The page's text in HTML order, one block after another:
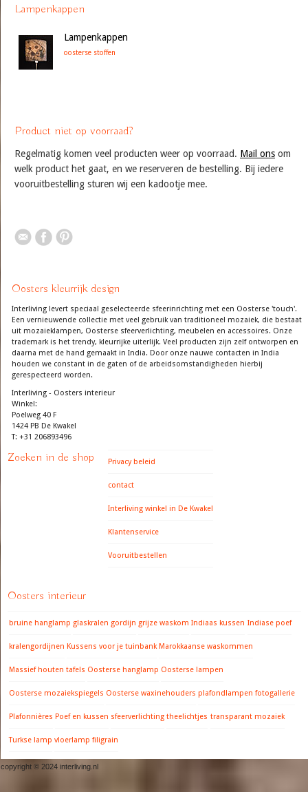
Lampenkappen
Lampenkappen
oosterse stoffen
Product niet op voorraad?
Regelmatig komen veel producten weer op voorraad. Mail ons om
welk product het gaat, en we reserveren de bestelling. Bij iedere
vooruitbestelling sturen wij een kadootje mee.
Oosters kleurrijk design
Interliving levert speciaal geselecteerde sfeerinrichting met een Oosterse 'touch'.
Een vernieuwende collectie met veel gebruik van traditioneel mozaiek, die bestaat
uit mozaieklampen, Oosterse sfeerverlichting, meubelen en accessoires. Onze
trademark is het trendy, kleurrijke uiterlijk. Veel producten zijn zelf ontworpen en
daarna met de hand gemaakt in India. Door onze nauwe contacten in India
houden we constant in de gaten of de arbeidsomstandigheden hierbij
gerespecteerd worden.
Interliving - Oosters interieur
Winkel:
Poelweg 40 F
1424 PB De Kwakel
T: +31 206893496
Zoeken in de shop Privacy beleid
contact
Interliving winkel in De Kwakel
Klantenservice
Vooruitbestellen
Oosters interieur
bruine hanglamp glaskralen gordijn grijze waskom Indiaas kussen Indiase poef
kralengordijnen Kussens voor je tuinbank Marokkaanse waskommen
Massief houten tafels Oosterse hanglamp Oosterse lampen
Oosterse mozaiekspiegels Oosterse waxinehouders plafondlampen fotogallerie
Plafonnières Poef en kussen sfeerverlichting theelichtjes transparant mozaiek
Turkse lamp vloerlamp filigrain
copyright © 2024 interliving.nl